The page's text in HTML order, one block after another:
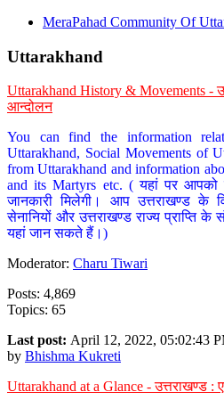
MeraPahad Community Of
Uttarakhand
Uttarakhand History & Movements -
आन्दोलन
You can find the information
Uttarakhand, Social Movements of
from Uttarakhand and information
and its Martyrs etc. ( यहां पर आपको
जानकारी मिलेगी। आप उत्तराखण्ड के
सेनानियों और उत्तराखण्ड राज्य प्राप्ति
यहां जान सकते हैं।)
Moderator: Charu Tiwari
Posts: 4,869
Topics: 65
Last post: April 12, 2022, 05:02:43
by Bhishma Kukreti
Uttarakhand at a Glance - उत्तराखण्ड :